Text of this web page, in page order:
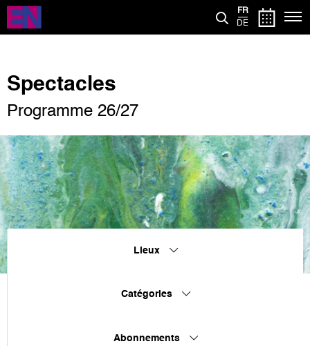
Aller
contenu
FR
DE
Spectacles
Programme 26/27
Lieux
Catégories
Abonnements